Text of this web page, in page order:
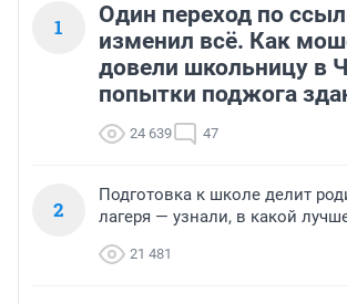
1
Один переход по
изменил всё. Как
довели школьницу в
попытки поджога
24 639 47
2
Подготовка к школе делит
лагеря — узнали, в какой
21 481